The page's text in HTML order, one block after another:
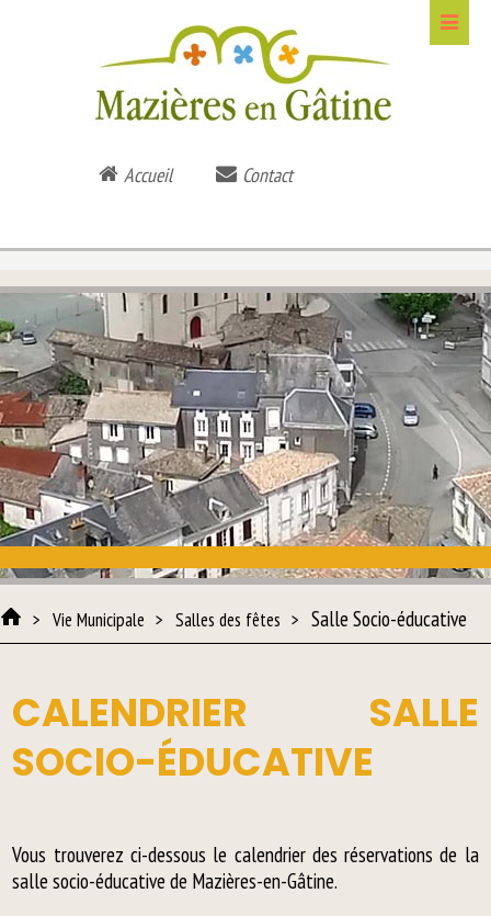
Accueil Contact
Vie Municipale Salles des fêtes Salle Socio-éducative
CALENDRIER SALLE
SOCIO-ÉDUCATIVE
Vous trouverez ci-dessous le calendrier des réservations de la
salle socio-éducative de Mazières-en-Gâtine.